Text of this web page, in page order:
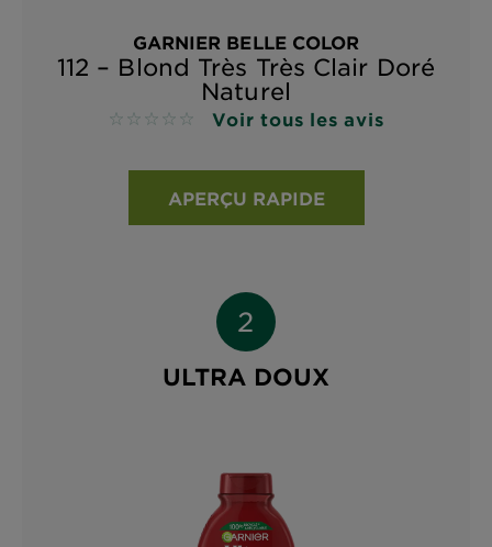
GARNIER BELLE COLOR
112 – Blond Très Très Clair Doré
Naturel
No reviews Voir tous les avis
APERÇU RAPIDE
ULTRA DOUX